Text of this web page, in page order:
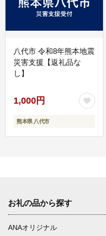
八代市 令和8年熊本地震
災害支援【返礼品な
し】
1,000円
熊本県 八代市
お礼の品から探す
ANAオリジナル